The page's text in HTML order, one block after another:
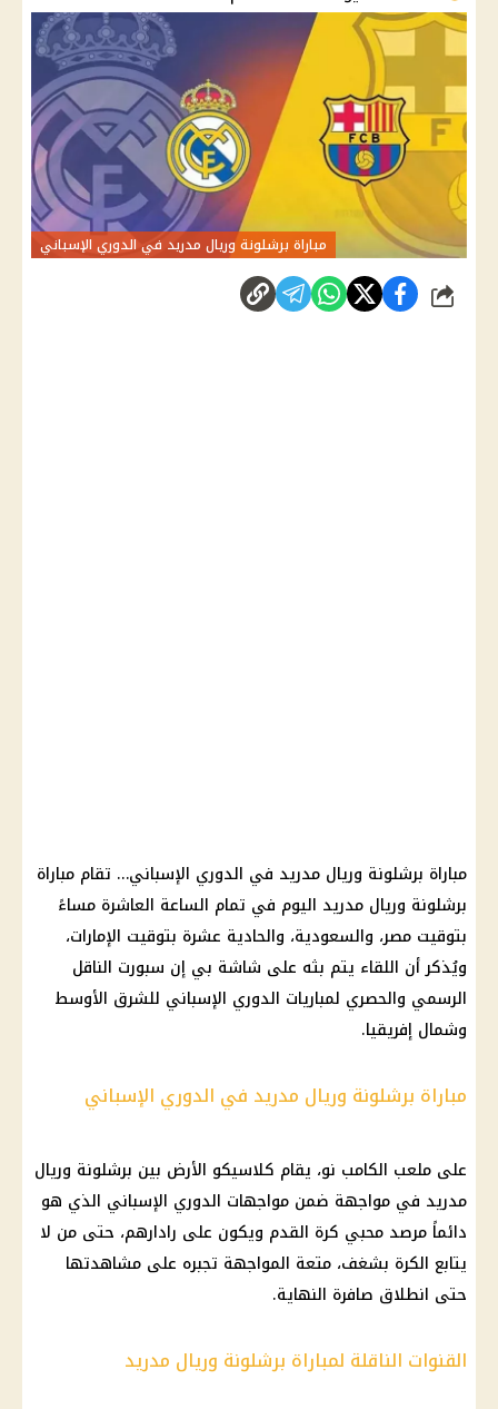
مباراة برشلونة وريال مدريد في الدوري الإسباني
شارك
مباراة برشلونة وريال مدريد في الدوري الإسباني… تقام مباراة
برشلونة وريال مدريد اليوم في تمام الساعة العاشرة مساءً
بتوقيت مصر، والسعودية، والحادية عشرة بتوقيت الإمارات،
ويُذكر أن اللقاء يتم بثه على شاشة بي إن سبورت الناقل
الرسمي والحصري لمباريات الدوري الإسباني للشرق الأوسط
وشمال إفريقيا.
مباراة برشلونة وريال مدريد في الدوري الإسباني
على ملعب الكامب نو، يقام كلاسيكو الأرض بين برشلونة وريال
مدريد في مواجهة ضمن مواجهات الدوري الإسباني الذي هو
دائماً مرصد محبي كرة القدم ويكون على رادارهم، حتى من لا
يتابع الكرة بشغف، متعة المواجهة تجبره على مشاهدتها
حتى انطلاق صافرة النهاية.
القنوات الناقلة لمباراة برشلونة وريال مدريد